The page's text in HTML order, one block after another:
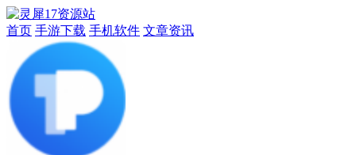
首页 手游下载 手机软件 文章资讯